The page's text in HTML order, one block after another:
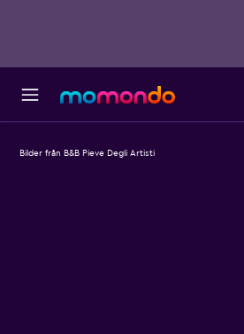
Bilder från B&B Pieve Degli Artisti